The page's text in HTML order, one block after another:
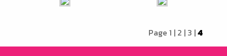
Page 1 | 2 | 3 |4